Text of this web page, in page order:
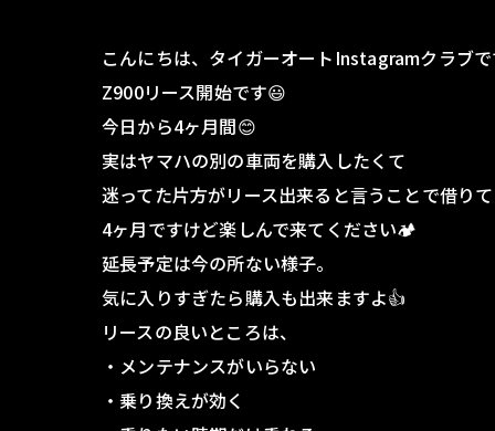
こんにちは、タイガーオートInstagramクラブで
Z900リース開始です😃
今日から4ヶ月間😊
実はヤマハの別の車両を購入したくて
迷ってた片方がリース出来ると言うことで借り
4ヶ月ですけど楽しんで来てください🏕️
延長予定は今の所ない様子。
気に入りすぎたら購入も出来ますよ👍
リースの良いところは、
・メンテナンスがいらない
・乗り換えが効く